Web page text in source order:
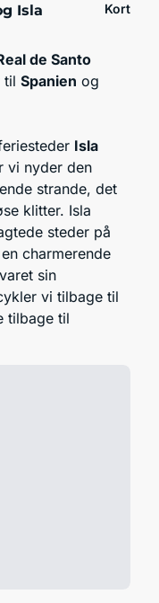
Isla
Kort
de Santo
til Spanien og
Isla
vi nyder den
strande, det
klitter. Isla
steder på
charmerende
sin
vi tilbage til
tilbage til